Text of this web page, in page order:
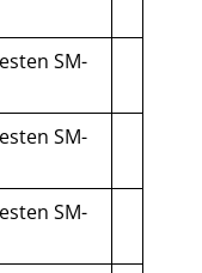
SM-
SM-
SM-